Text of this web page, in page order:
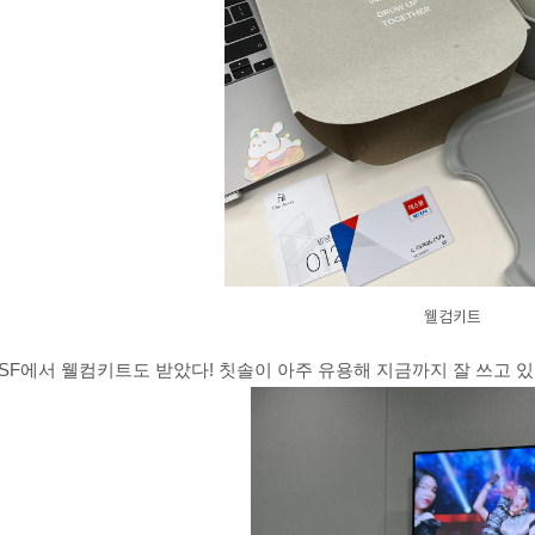
웰컴키트
에서 웰컴키트도 받았다! 칫솔이 아주 유용해 지금까지 잘 쓰고